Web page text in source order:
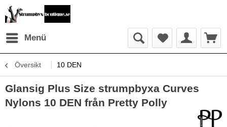
Menü
Översikt 10 DEN
Glansig Plus Size strumpbyxa Curves
Nylons 10 DEN från Pretty Polly